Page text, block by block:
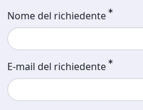
Nome del richiedente
E-mail del richiedente